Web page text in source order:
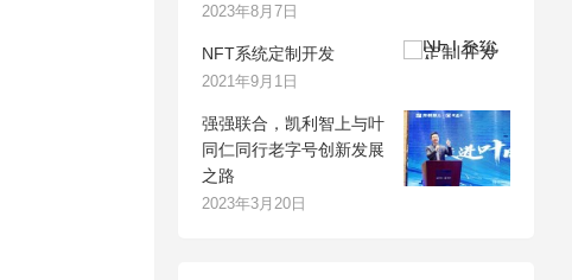
2023年8月7日
NFT系统定制开发
2021年9月1日
强强联合，凯利智上与叶
同仁同行老字号创新发展
之路
2023年3月20日